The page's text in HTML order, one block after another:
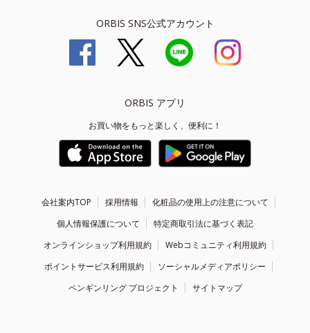
ORBIS SNS公式アカウント
ORBIS アプリ
お買い物をもっと楽しく、便利に！
会社案内TOP 採用情報
化粧品の使用上の注意について
個人情報保護について
特定商取引法に基づく表記
オンラインショップ利用規約
Webコミュニティ利用規約
ポイントサービス利用規約
ソーシャルメディアポリシー
ペンギンリング プロジェクト
サイトマップ